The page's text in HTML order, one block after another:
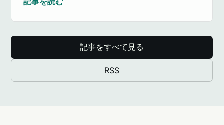
記事をすべて見る
RSS